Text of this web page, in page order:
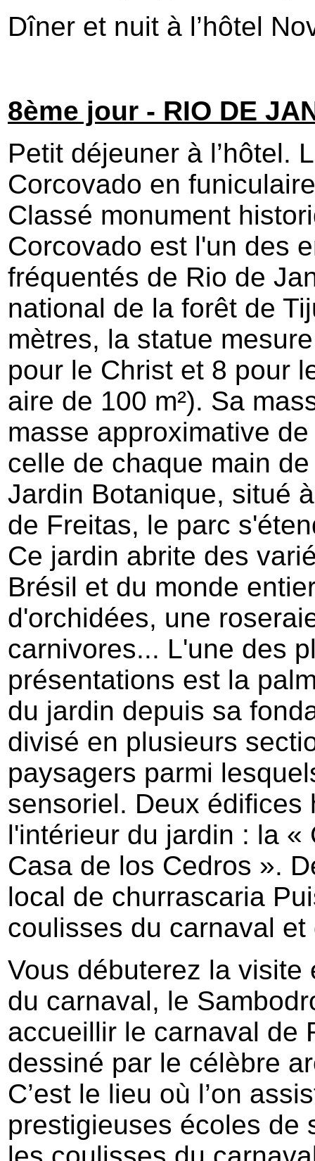
Dîner et nuit à l’hôtel
8ème jour - RIO DE
Petit déjeuner à l’hôtel.
Corcovado en
Classé monument
Corcovado est l'un des
fréquentés de Rio de
national de la forêt de
mètres, la statue
pour le Christ et 8 pour
aire de 100 m²). Sa
masse approximative
celle de chaque main
Jardin Botanique, situé
de Freitas, le parc
Ce jardin abrite des
Brésil et du monde
d'orchidées, une
carnivores... L'une des
présentations est la
du jardin depuis sa
divisé en plusieurs
paysagers parmi
sensoriel. Deux
l'intérieur du jardin : la
Casa de los Cedros ».
local de churrascaria
coulisses du carnaval
Vous débuterez la
du carnaval, le
accueillir le carnaval de
dessiné par le célèbre
C’est le lieu où l’on
prestigieuses écoles de